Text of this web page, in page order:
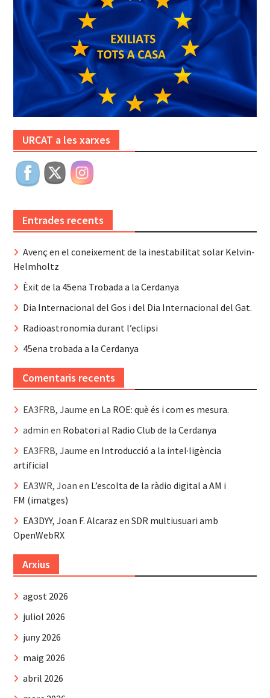
URCAT a les xarxes
Entrades recents
Avenç en el coneixement de la inestabilitat solar Kelvin-
Helmholtz
Èxit de la 45ena Trobada a la Cerdanya
Dia Internacional del Gos i del Dia Internacional del Gat.
Radioastronomia durant l’eclipsi
45ena trobada a la Cerdanya
Comentaris recents
EA3FRB, Jaume en La ROE: què és i com es mesura.
admin en Robatori al Radio Club de la Cerdanya
EA3FRB, Jaume en Introducció a la intel·ligència
artificial
EA3WR, Joan en L’escolta de la ràdio digital a AM i
FM (imatges)
EA3DYY, Joan F. Alcaraz en SDR multiusuari amb
OpenWebRX
Arxius
agost 2026
juliol 2026
juny 2026
maig 2026
abril 2026